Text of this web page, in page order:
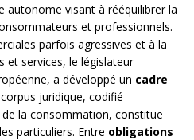
autonome visant à rééquilibrer la
et professionnels.
parfois agressives et à la
et services, le législateur
a développé un cadre
juridique, codifié
la consommation, constitue
particuliers. Entre obligations